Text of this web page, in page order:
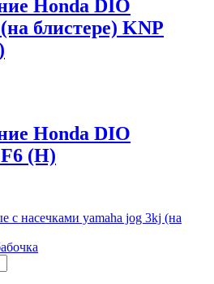
Honda DIO
блистере) KNP
Honda DIO
(Н)
с насечками yamaha jog 3kj (на